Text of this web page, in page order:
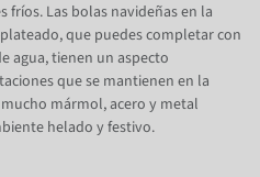
fríos. Las bolas navideñas en la
que puedes completar con
agua, tienen un aspecto
que se mantienen en la
mármol, acero y metal
helado y festivo.